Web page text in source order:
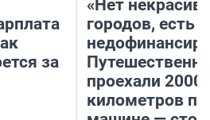
за
«Нет
городов, есть
проехали 2000
километров по